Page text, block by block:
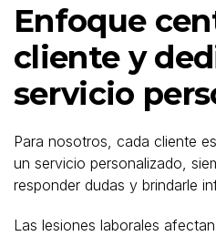
Enfoque
cliente y
servicio
Para nosotros, cada cliente
un servicio personalizado,
responder dudas y brindarle
Las lesiones laborales